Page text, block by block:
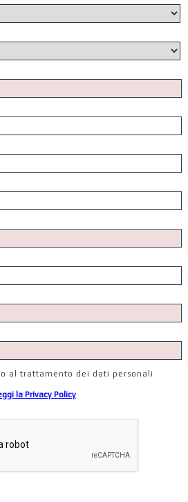
al trattamento dei dati personali
la Privacy Policy